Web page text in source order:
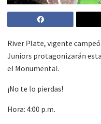
River Plate, vigente
Juniors protagonizarán
el Monumental.
¡No te lo pierdas!
Hora: 4:00 p.m.